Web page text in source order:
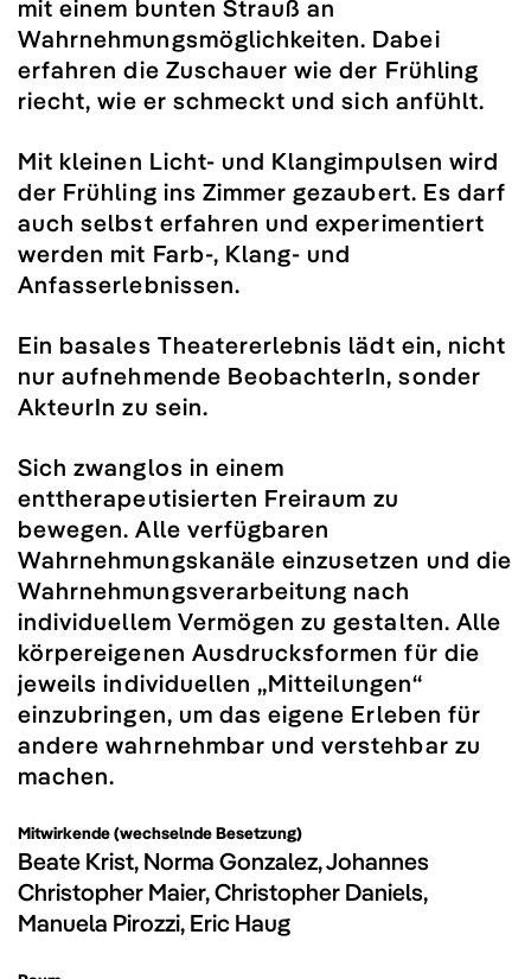
mit einem bunten Strauß an
Wahrnehmungsmöglichkeiten. Dabei
erfahren die Zuschauer wie der Frühling
riecht, wie er schmeckt und sich anfühlt.
Mit kleinen Licht- und Klangimpulsen wird
der Frühling ins Zimmer gezaubert. Es darf
auch selbst erfahren und experimentiert
werden mit Farb-, Klang- und
Anfasserlebnissen.
Ein basales Theatererlebnis lädt ein, nicht
nur aufnehmende BeobachterIn, sonder
AkteurIn zu sein.
Sich zwanglos in einem
enttherapeutisierten Freiraum zu
bewegen. Alle verfügbaren
Wahrnehmungskanäle einzusetzen und die
Wahrnehmungsverarbeitung nach
individuellem Vermögen zu gestalten. Alle
körpereigenen Ausdrucksformen für die
jeweils individuellen „Mitteilungen“
einzubringen, um das eigene Erleben für
andere wahrnehmbar und verstehbar zu
machen.
Mitwirkende (wechselnde Besetzung)
Beate Krist, Norma Gonzalez, Johannes
Christopher Maier, Christopher Daniels,
Manuela Pirozzi, Eric Haug